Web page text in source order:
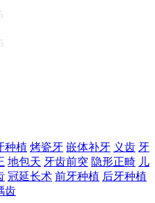
种植 烤瓷牙 嵌体补牙 义齿 牙
地包天 牙齿前突 隐形正畸 儿
冠延长术 前牙种植 后牙种植
齿